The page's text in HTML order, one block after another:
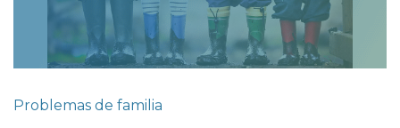
Problemas de familia